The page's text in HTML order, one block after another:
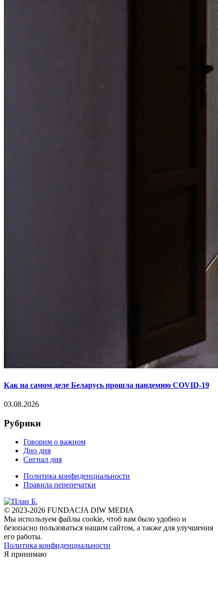
Как на самом деле Беларусь прошла пандемию COVID-19
03.08.2026
Рубрики
Говорим о важном
Дно дня
Сигнал дня
Политика конфиденциальности
Правила перепечатки
© 2023-2026 FUNDACJA DIW MEDIA
Мы используем файлы cookie, чтоб вам было удобно и
безопасно пользоваться нашим сайтом, а также для улучшения
его работы.
Политика конфиденциальности
Я принимаю